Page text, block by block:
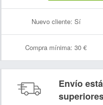
Nuevo cliente: Sí
Compra mínima: 30 €
Envío